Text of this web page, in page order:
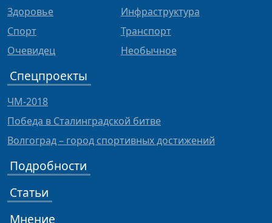
Здоровье
Спорт
Очевидец
Инфраструктура
Транспорт
Необычное
Спецпроекты
ЧМ-2018
Победа в Сталинградской битве
Волгоград – город спортивных достижений
Подробности
Статьи
Мнение